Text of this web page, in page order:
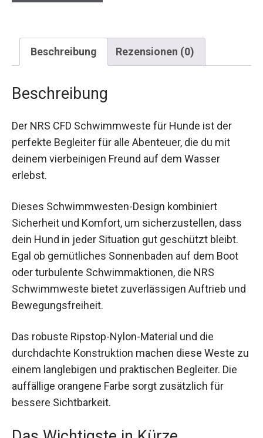
Beschreibung Rezensionen (0)
Beschreibung
perfekte Begleiter für alle Abenteuer, die du mit
deinem vierbeinigen Freund auf dem Wasser
erlebst.
Sicherheit und Komfort, um sicherzustellen, dass
dein Hund in jeder Situation gut geschützt bleibt.
Egal ob gemütliches Sonnenbaden auf dem Boot
oder turbulente Schwimmaktionen, die NRS
Schwimmweste bietet zuverlässigen Auftrieb
und Bewegungsfreiheit.
durchdachte Konstruktion machen diese Weste
zu einem langlebigen und praktischen Begleiter.
Die auffällige orangene Farbe sorgt zusätzlich für
bessere Sichtbarkeit.
Das Wichtigste in Kürze